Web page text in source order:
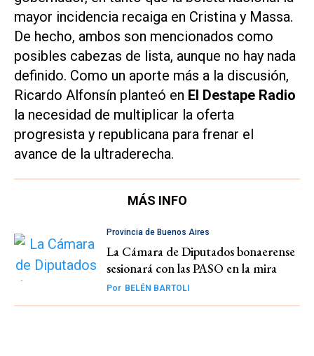
mayor incidencia recaiga en Cristina y Massa.
De hecho, ambos son mencionados como
posibles cabezas de lista, aunque no hay nada
definido. Como un aporte más a la discusión,
Ricardo Alfonsín planteó en El Destape Radio
la necesidad de multiplicar la oferta
progresista y republicana para frenar el
avance de la ultraderecha.
MÁS INFO
Provincia de Buenos Aires
La Cámara de Diputados bonaerense
sesionará con las PASO en la mira
Por BELÉN BARTOLI